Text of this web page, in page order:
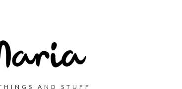
AND STUFF